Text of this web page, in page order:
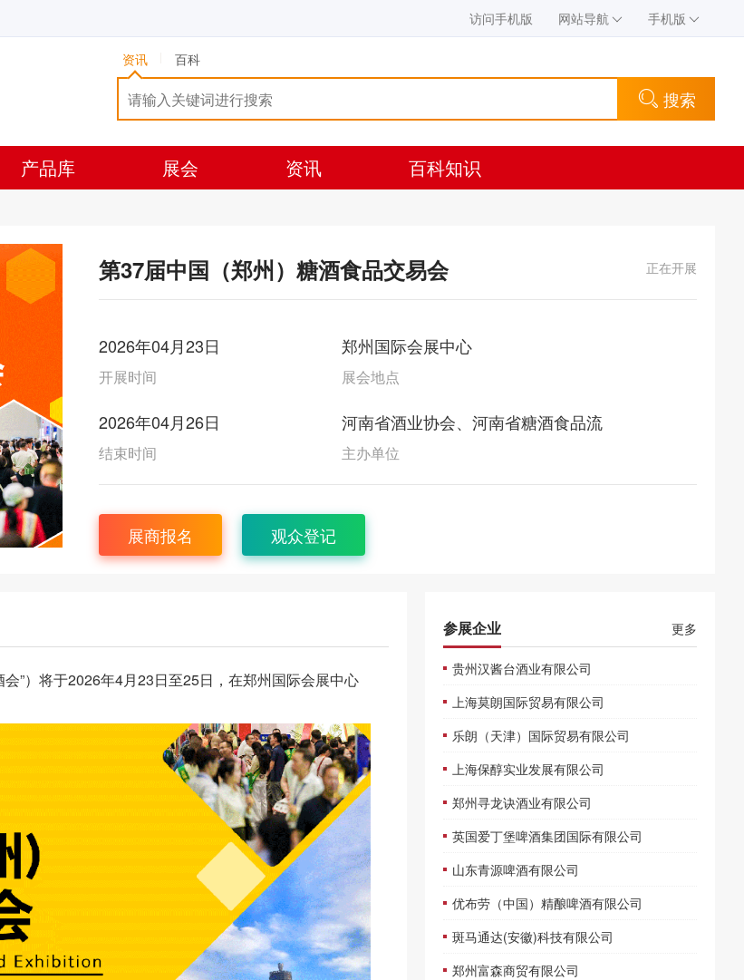
访问手机版 网站导航 手机版
资讯 百科
搜索
产品库 展会 资讯 百科知识
第37届中国（郑州）糖酒食品交易会 正在开展
2026年04月23日
开展时间
郑州国际会展中心
展会地点
2026年04月26日
结束时间
河南省酒业协会、河南省糖酒食品流
主办单位
展商报名 观众登记
”）将于2026年4月23日至25日，在郑州国际会展中心
参展企业 更多
贵州汉酱台酒业有限公司
上海莫朗国际贸易有限公司
乐朗（天津）国际贸易有限公司
上海保醇实业发展有限公司
郑州寻龙诀酒业有限公司
英国爱丁堡啤酒集团国际有限公司
山东青源啤酒有限公司
优布劳（中国）精酿啤酒有限公司
斑马通达(安徽)科技有限公司
郑州富森商贸有限公司